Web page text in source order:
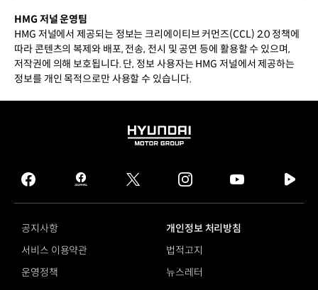
HMG 저널 운영팀
HMG 저널에서 제공되는 정보는 크리에이티브 커먼즈(CCL) 2.0 정책에
따라 콘텐츠의 복제와 배포, 전송, 전시 및 공연 등에 활용할 수 있으며,
저작권에 의해 보호됩니다. 단, 정보 사용자는 HMG 저널에서 제공하는
정보를 개인 목적으로만 사용할 수 있습니다.
HYUNDAI
GROUP
facebook
hmg
journal
twitter instagram
tv
공지사항
개인정보 처리방침
서비스 이용약관
법적고지
운영정책
뉴스레터